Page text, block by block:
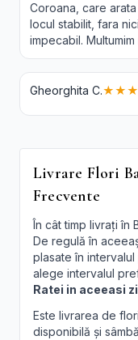
Coroana, care
locul stabilit, fara
impecabil.
Gheorghita C.
Livrare Flori
Frecvente
În cât timp livrați în
De regulă în
plasate în
alege intervalul
Ratei in aceeasi zi
Este livrarea de
disponibilă și